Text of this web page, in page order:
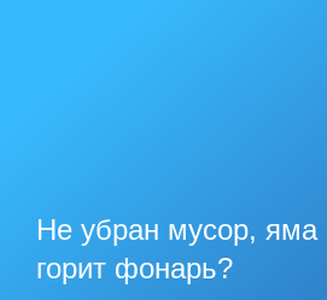
Не убран мусор, яма
горит фонарь?